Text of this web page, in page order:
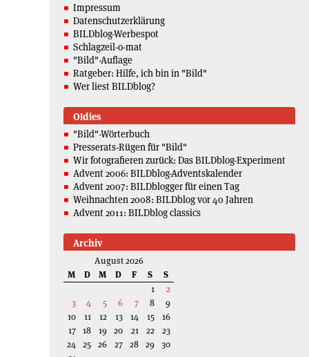
Impressum
Datenschutzerklärung
BILDblog-Werbespot
Schlagzeil-o-mat
"Bild"-Auflage
Ratgeber: Hilfe, ich bin in "Bild"
Wer liest BILDblog?
Oldies
"Bild"-Wörterbuch
Presserats-Rügen für "Bild"
Wir fotografieren zurück: Das BILDblog-Experiment
Advent 2006: BILDblog-Adventskalender
Advent 2007: BILDblogger für einen Tag
Weihnachten 2008: BILDblog vor 40 Jahren
Advent 2011: BILDblog classics
Archiv
August 2026
M
D M D F S
S
1
2
3
4 5 6 7 8
9
10
11 12 13 14 15
16
17 18 19 20 21 22
23
24 25 26 27 28 29 30